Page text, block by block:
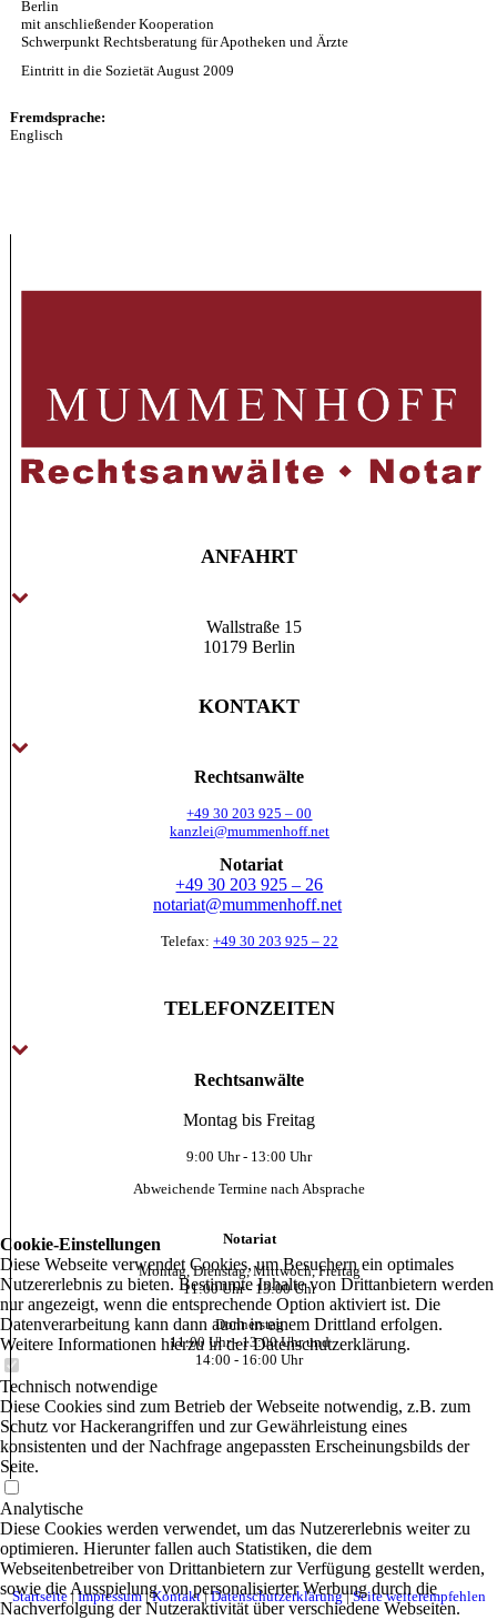
Berlin
mit anschließender Kooperation
Schwerpunkt Rechtsberatung für Apotheken und Ärzte
Eintritt in die Sozietät August 2009
Fremdsprache:
Englisch
ANFAHRT
Wallstraße 15
10179 Berlin
KONTAKT
Rechtsanwälte
+49 30 203 925 – 00
kanzlei@mummenhoff.net
Notariat
+49 30 203 925 – 26
notariat@mummenhoff.net
Telefax: +49 30 203 925 – 22
TELEFONZEITEN
Rechtsanwälte
Montag bis Freitag
9:00 Uhr - 13:00 Uhr
Abweichende Termine nach Absprache
Notariat
Montag, Dienstag, Mittwoch, Freitag
11:00 Uhr - 13:00 Uhr
Donnerstag
11:00 Uhr - 13:00 Uhr und
14:00 - 16:00 Uhr
Startseite|Impressum|Kontakt|Datenschutzerklärung|Seite weiterempfehlen
Cookie-Einstellungen
Diese Webseite verwendet Cookies, um Besuchern ein optimales
Nutzererlebnis zu bieten. Bestimmte Inhalte von Drittanbietern werden
nur angezeigt, wenn die entsprechende Option aktiviert ist. Die
Datenverarbeitung kann dann auch in einem Drittland erfolgen.
Weitere Informationen hierzu in der Datenschutzerklärung.
Technisch notwendige
Diese Cookies sind zum Betrieb der Webseite notwendig, z.B. zum
Schutz vor Hackerangriffen und zur Gewährleistung eines
konsistenten und der Nachfrage angepassten Erscheinungsbilds der
Seite.
Analytische
Diese Cookies werden verwendet, um das Nutzererlebnis weiter zu
optimieren. Hierunter fallen auch Statistiken, die dem
Webseitenbetreiber von Drittanbietern zur Verfügung gestellt werden,
sowie die Ausspielung von personalisierter Werbung durch die
Nachverfolgung der Nutzeraktivität über verschiedene Webseiten.